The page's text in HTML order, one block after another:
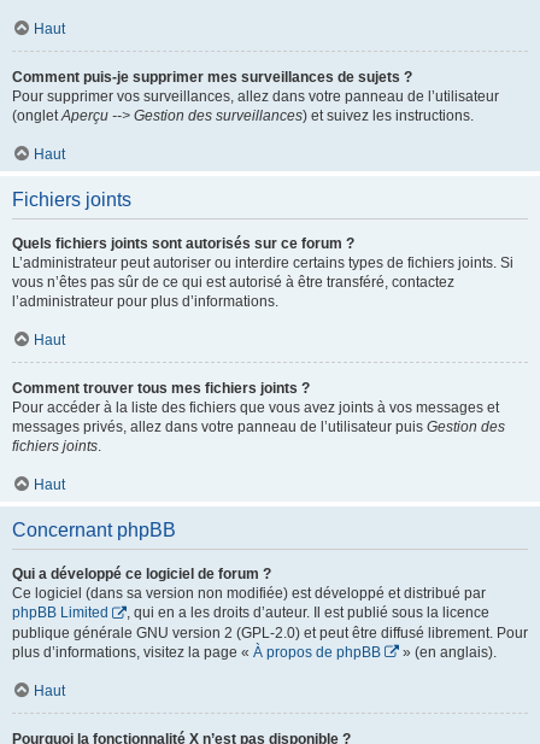
Haut
Comment puis-je supprimer mes surveillances de sujets ?
Pour supprimer vos surveillances, allez dans votre panneau de l’utilisateur
(ongletAperçu --> Gestion des surveillances) et suivez les instructions.
Haut
Fichiers joints
Quels fichiers joints sont autorisés sur ce forum ?
L’administrateur peut autoriser ou interdire certains types de fichiers joints. Si
vous n’êtes pas sûr de ce qui est autorisé à être transféré, contactez
l’administrateur pour plus d’informations.
Haut
Comment trouver tous mes fichiers joints ?
Pour accéder à la liste des fichiers que vous avez joints à vos messages et
messages privés, allez dans votre panneau de l’utilisateur puis Gestion des
fichiers joints.
Haut
Concernant phpBB
Qui a développé ce logiciel de forum ?
Ce logiciel (dans sa version non modifiée) est développé et distribué par
phpBB Limited
, qui en a les droits d’auteur. Il est publié sous la licence
publique générale GNU version 2 (GPL-2.0) et peut être diffusé librement. Pour
plus d’informations, visitez la page « À propos de phpBB » (en anglais).
Haut
Pourquoi la fonctionnalité X n’est pas disponible ?